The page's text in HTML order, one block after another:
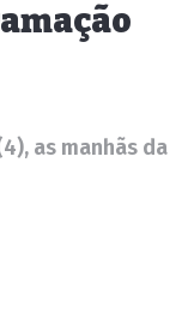
as manhãs da